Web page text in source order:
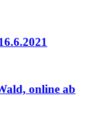
online ab